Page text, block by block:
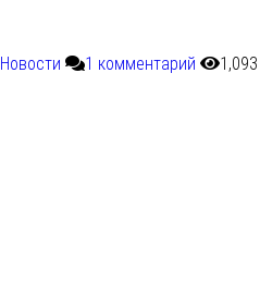
Новости 1 комментарий